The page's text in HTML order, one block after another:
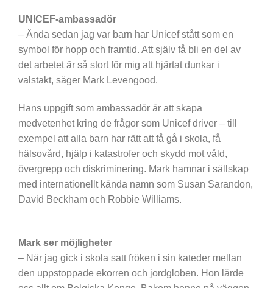
UNICEF-ambassadör
– Ända sedan jag var barn har Unicef stått som en
symbol för hopp och framtid. Att själv få bli en del av
det arbetet är så stort för mig att hjärtat dunkar i
valstakt, säger Mark Levengood.
Hans uppgift som ambassadör är att skapa
medvetenhet kring de frågor som Unicef driver – till
exempel att alla barn har rätt att få gå i skola, få
hälsovård, hjälp i katastrofer och skydd mot våld,
övergrepp och diskriminering. Mark hamnar i sällskap
med internationellt kända namn som Susan Sarandon,
David Beckham och Robbie Williams.
Mark ser möjligheter
– När jag gick i skola satt fröken i sin kateder mellan
den uppstoppade ekorren och jordgloben. Hon lärde